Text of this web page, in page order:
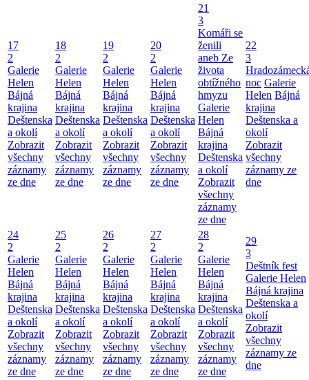
17
2
Galerie
Helen
Bájná
krajina
Deštenska
a okolí
Zobrazit
všechny
záznamy
ze dne
18
2
Galerie
Helen
Bájná
krajina
Deštenska
a okolí
Zobrazit
všechny
záznamy
ze dne
19
2
Galerie
Helen
Bájná
krajina
Deštenska
a okolí
Zobrazit
všechny
záznamy
ze dne
20
2
Galerie
Helen
Bájná
krajina
Deštenska
a okolí
Zobrazit
všechny
záznamy
ze dne
21
3
Komáři se
ženili
aneb Ze
života
obtížného
hmyzu
Galerie
Helen
Bájná
krajina
Deštenska
a okolí
Zobrazit
všechny
záznamy
ze dne
22
3
noc Galerie
Helen Bájná
krajina
Deštenska a
okolí
Zobrazit
všechny
záznamy ze
dne
24
2
Galerie
Helen
Bájná
krajina
Deštenska
a okolí
Zobrazit
všechny
záznamy
ze dne
25
2
Galerie
Helen
Bájná
krajina
Deštenska
a okolí
Zobrazit
všechny
záznamy
ze dne
26
2
Galerie
Helen
Bájná
krajina
Deštenska
a okolí
Zobrazit
všechny
záznamy
ze dne
27
2
Galerie
Helen
Bájná
krajina
Deštenska
a okolí
Zobrazit
všechny
záznamy
ze dne
28
2
Galerie
Helen
Bájná
krajina
Deštenska
a okolí
Zobrazit
všechny
záznamy
ze dne
29
3
Deštník fest
Galerie Helen
Bájná krajina
Deštenska a
okolí
Zobrazit
všechny
záznamy ze
dne